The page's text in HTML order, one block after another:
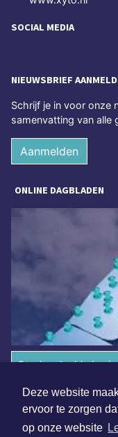
Deze website
ervoor te zorgen
op onze website
SOCIAL MEDIA
NIEUWSBRIEF
Schrijf je in voor onze
samenvatting van alle
Aanmelden
ONLINE DAGBLADEN
Overige dagbladen
Algemene voorwaarden
Disclaimer